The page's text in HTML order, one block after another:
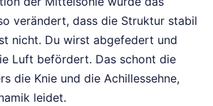
verändert, dass die Struktur stabil
nicht. Du wirst abgefedert und
Luft befördert. Das schont die
die Knie und die Achillessehne,
leidet.